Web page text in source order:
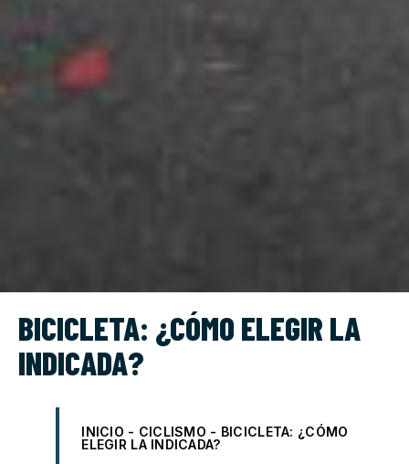
BICICLETA: ¿CÓMO ELEGIR LA
INDICADA?
INICIO - CICLISMO - BICICLETA: ¿CÓMO
ELEGIR LA INDICADA?